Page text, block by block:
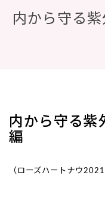
内から守る
内から守る紫
編
（ローズハートナウ